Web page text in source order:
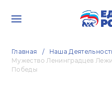
Главная Наша
Мужество Ленинградцев
Победы